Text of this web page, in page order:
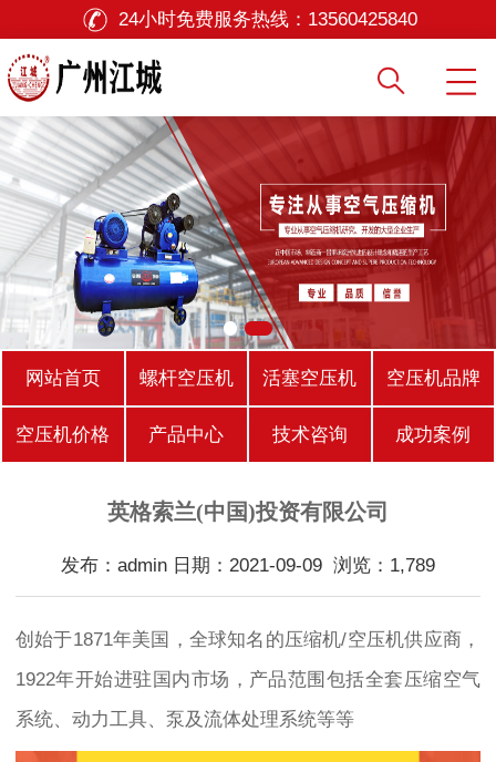
24小时免费服务热线： 13560425840
网站首页 螺杆空压机 活塞空压机 空压机品牌
空压机价格 产品中心 技术咨询 成功案例
英格索兰(中国)投资有限公司
发布：admin 日期：2021-09-09 浏览：1,789
创始于1871年美国，全球知名的压缩机/空压机供应商，
1922年开始进驻国内市场，产品范围包括全套压缩空气
系统、动力工具、泵及流体处理系统等等